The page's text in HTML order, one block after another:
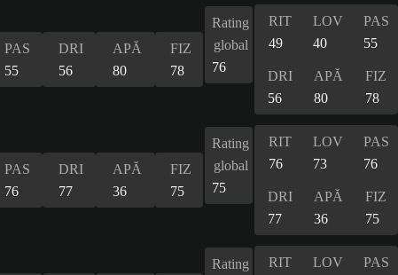
PAS
55
DRI
56
APĂ
80
FIZ
78
Rating
global
76
RIT
49
LOV
40
PAS
55
DRI
56
APĂ
80
FIZ
78
PAS
76
DRI
77
APĂ
36
FIZ
75
Rating
global
75
RIT
76
LOV
73
PAS
76
DRI
77
APĂ
36
FIZ
75
Rating
RIT
LOV
PAS